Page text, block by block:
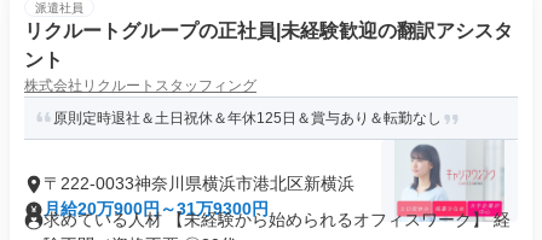
派遣社員
リクルートグループの正社員|未経験歓迎の翻訳アシスタ
ント
株式会社リクルートスタッフィング
原則定時退社＆土日祝休＆年休125日＆賞与あり＆転勤なし
〒222-0033神奈川県横浜市港北区新横浜
月給20万900円～31万9300円
求めている人材 【未経験から始められるオフィスワーク】 経